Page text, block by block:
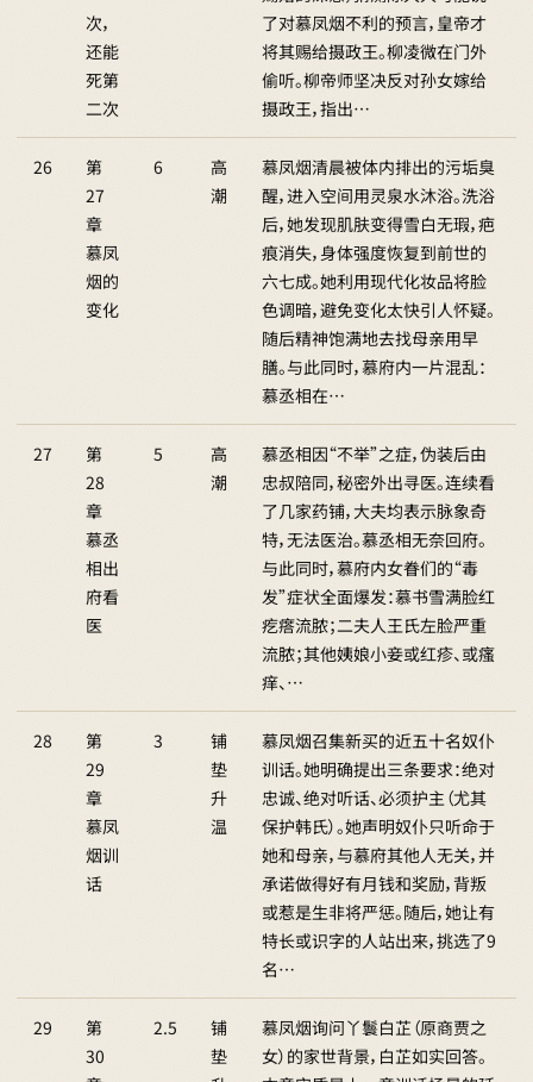
次，
还能
死第
二次
了对慕凤烟不利的预言，皇帝才
将其赐给摄政王。柳凌微在门外
偷听。柳帝师坚决反对孙女嫁给
摄政王，指出…
26
第
27
章
慕凤
烟的
变化
6
高
潮
慕凤烟清晨被体内排出的污垢臭
醒，进入空间用灵泉水沐浴。洗浴
后，她发现肌肤变得雪白无瑕，疤
痕消失，身体强度恢复到前世的
六七成。她利用现代化妆品将脸
色调暗，避免变化太快引人怀疑。
随后精神饱满地去找母亲用早
膳。与此同时，慕府内一片混乱：
慕丞相在…
27
第
28
章
慕丞
相出
府看
医
5
高
潮
慕丞相因“不举”之症，伪装后由
忠叔陪同，秘密外出寻医。连续看
了几家药铺，大夫均表示脉象奇
特，无法医治。慕丞相无奈回府。
与此同时，慕府内女眷们的“毒
发”症状全面爆发：慕书雪满脸红
疙瘩流脓；二夫人王氏左脸严重
流脓；其他姨娘小妾或红疹、或瘙
痒、…
28
第
29
章
慕凤
烟训
话
3
铺
垫
升
温
慕凤烟召集新买的近五十名奴仆
训话。她明确提出三条要求：绝对
忠诚、绝对听话、必须护主（尤其
保护韩氏）。她声明奴仆只听命于
她和母亲，与慕府其他人无关，并
承诺做得好有月钱和奖励，背叛
或惹是生非将严惩。随后，她让有
特长或识字的人站出来，挑选了9
名…
29
第
30
2.5
铺
垫
慕凤烟询问丫鬟白芷（原商贾之
女）的家世背景，白芷如实回答。